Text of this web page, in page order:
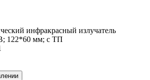
инфракрасный излучатель
122*60 мм; с ТП